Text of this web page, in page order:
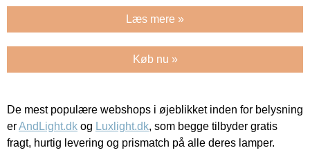
Læs mere »
Køb nu »
De mest populære webshops i øjeblikket inden for belysning
erAndLight.dk og Luxlight.dk, som begge tilbyder gratis
fragt, hurtig levering og prismatch på alle deres lamper.